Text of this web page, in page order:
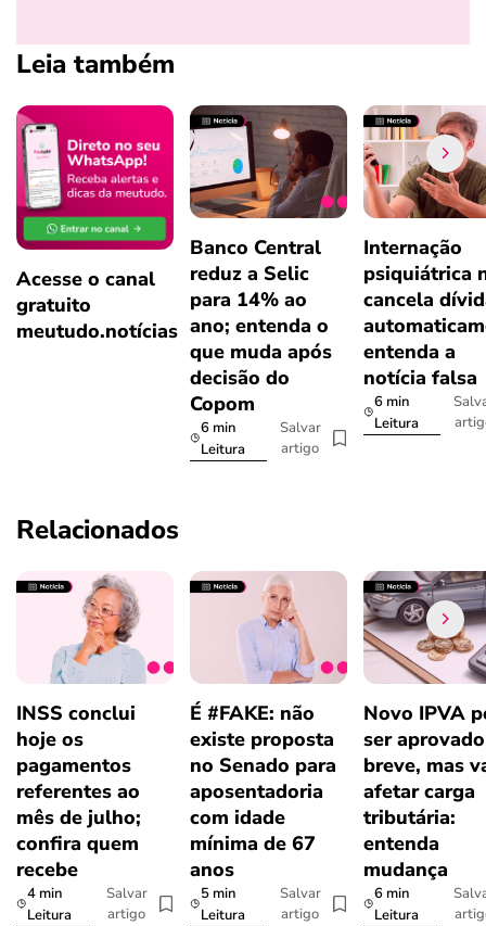
Leia também
Acesse o canal
gratuito
meutudo.notícias
Banco Central
reduz a Selic
para 14% ao
ano; entenda o
que muda após
decisão do
Copom
6 min
Leitura
Salvar
artigo
Internação
psiquiátrica
cancela
entenda a
notícia falsa
6 min
Leitura
Relacionados
INSS conclui
hoje os
pagamentos
referentes ao
mês de julho;
confira quem
recebe
4 min
Leitura
Salvar
artigo
É #FAKE: não
existe proposta
no Senado para
aposentadoria
com idade
mínima de 67
anos
5 min
Leitura
Salvar
artigo
Novo IPVA
ser
breve, mas
afetar carga
tributária:
entenda
mudança
6 min
Leitura